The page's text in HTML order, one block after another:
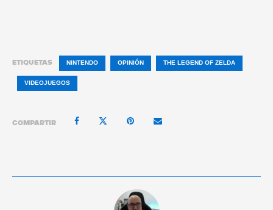
ETIQUETAS NINTENDO OPINIÓN THE LEGEND OF ZELDA
VIDEOJUEGOS
COMPARTIR